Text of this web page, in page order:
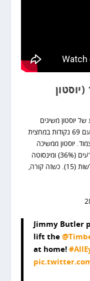
מינסוטה 121 – יוסטון 105 (יוסטון
יוסטון משיגים
למינסוטה נצחון ראשון בפלייאוף. הזאבים עם 69 נקודות במחצית
יוסטון ממשיכה
לזרוק שלשות (41 היום) וקולעת באחוזים רעים (36%) ומינסוטה
זורקת רק 27, ועדיין קולעת אותו מספר שלשות (15). כשזה קורה,
Jimmy Butler
lift the
at home!